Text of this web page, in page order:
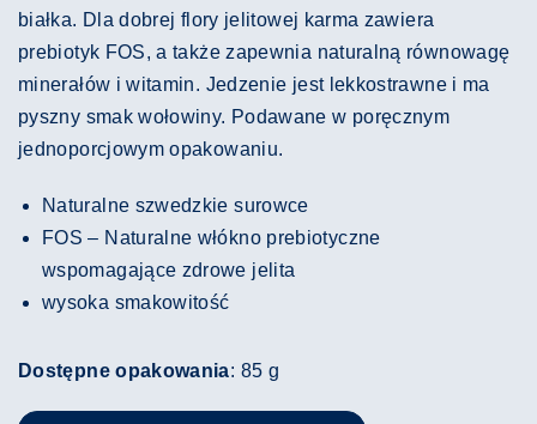
białka. Dla dobrej flory jelitowej karma zawiera
prebiotyk FOS, a także zapewnia naturalną równowagę
minerałów i witamin. Jedzenie jest lekkostrawne i ma
pyszny smak wołowiny. Podawane w poręcznym
jednoporcjowym opakowaniu.
Naturalne szwedzkie surowce
FOS – Naturalne włókno prebiotyczne
wspomagające zdrowe jelita
wysoka smakowitość
Dostępne opakowania: 85 g